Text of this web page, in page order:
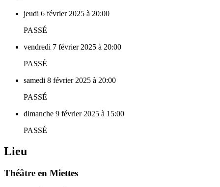
jeudi 6 février 2025 à 20:00
PASSÉ
vendredi 7 février 2025 à 20:00
PASSÉ
samedi 8 février 2025 à 20:00
PASSÉ
dimanche 9 février 2025 à 15:00
PASSÉ
Lieu
Théâtre en Miettes